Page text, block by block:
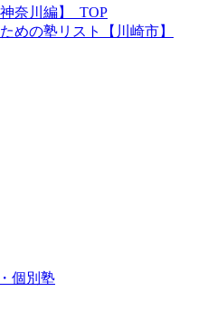
奈川編】_TOP
めの塾リスト【川崎市】
個別塾